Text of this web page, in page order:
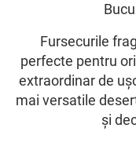
Fursecurile
perfecte pentru
extraordinar de
mai versatile
și